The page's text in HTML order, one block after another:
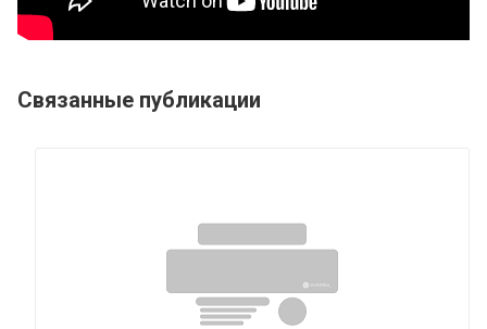
Связанные публикации